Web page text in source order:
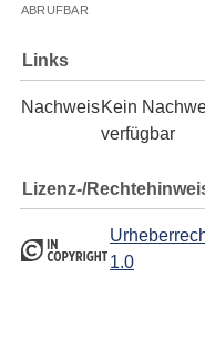
ABRUFBAR
Links
NachweisKein
verfügbar
Lizenz-/
1.0